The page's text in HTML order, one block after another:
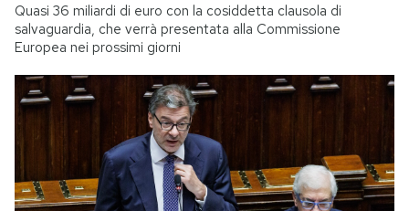
Quasi 36 miliardi di euro con la cosiddetta clausola di
salvaguardia, che verrà presentata alla Commissione
Europea nei prossimi giorni